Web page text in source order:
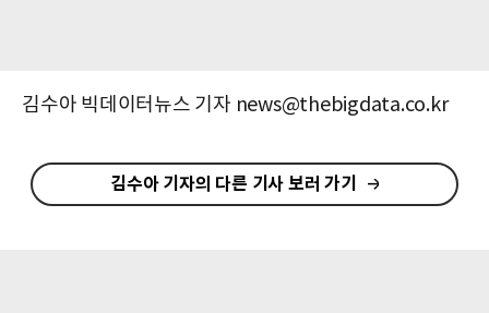
김수아 빅데이터뉴스 기자 news@thebigdata.co.kr
김수아 기자의 다른 기사 보러 가기